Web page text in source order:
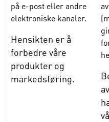
på e-post eller andre
elektroniske kanaler.
Hensikten er å
forbedre våre
produkter og
markedsføring.